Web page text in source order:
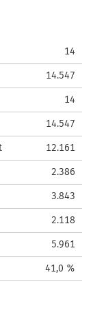
14
14.547
14
14.547
12.161
2.386
3.843
2.118
5.961
41,0 %